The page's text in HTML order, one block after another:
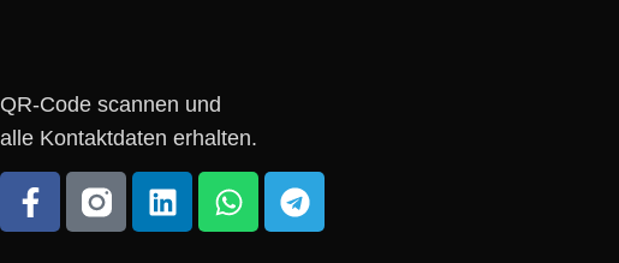
QR-Code scannen und
alle Kontaktdaten erhalten.